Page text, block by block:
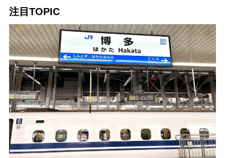
注目TOPIC